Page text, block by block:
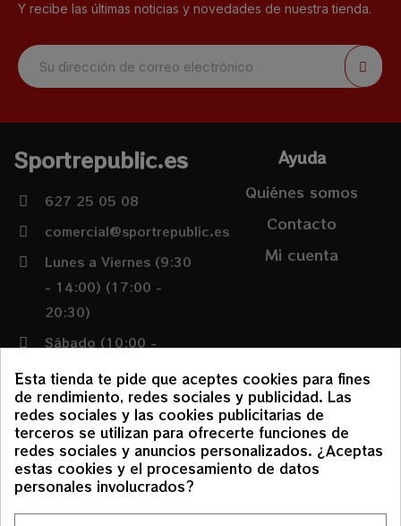
Y recibe las últimas noticias y novedades de nuestra tienda.
Sportrepublic.es
627 25 05 08
comercial@sportrepublic.es
Lunes a Viernes (9:30
- 14:00) (17:00 -
20:30)
Sábado (10:00 -
Ayuda
Quiénes somos
Contacto
Mi cuenta
Condiciones
Política de envíos y
devoluciones
Esta tienda te pide que aceptes cookies para fines
de rendimiento, redes sociales y publicidad. Las
redes sociales y las cookies publicitarias de
terceros se utilizan para ofrecerte funciones de
redes sociales y anuncios personalizados. ¿Aceptas
estas cookies y el procesamiento de datos
personales involucrados?